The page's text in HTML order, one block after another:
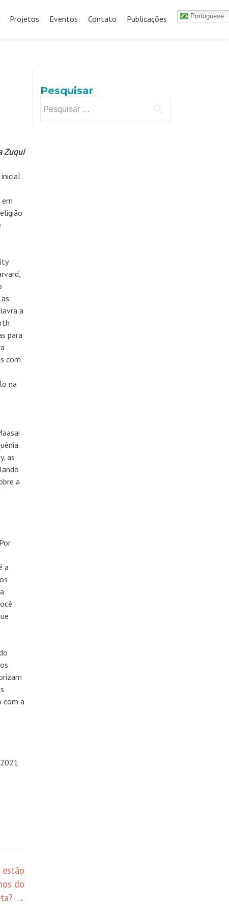
Projetos Eventos Contato Publicações Portuguese
Zuqui
em
a
para
com
na
as
a
a
com a
do
→
Pesquisar
por: